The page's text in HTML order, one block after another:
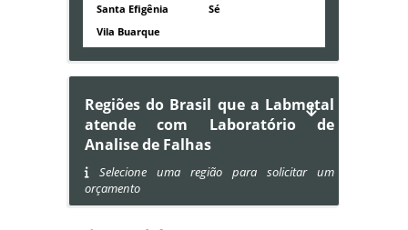
Santa Efigênia
Sé
Vila Buarque
Regiões do Brasil que a Labmetal
atende com Laboratório de
Analise de Falhas
Selecione uma região para solicitar um
orçamento